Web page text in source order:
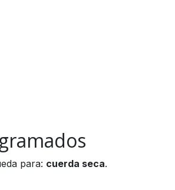
para: cuerda seca.